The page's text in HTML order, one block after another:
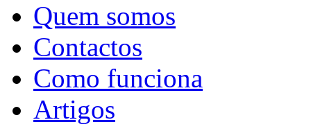
Quem somos
Contactos
Como funciona
Artigos